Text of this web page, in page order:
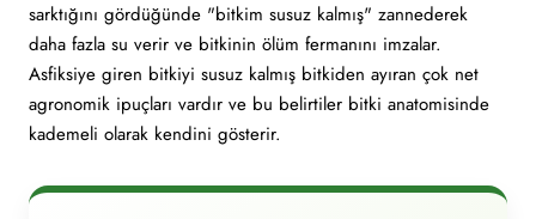
sarktığını gördüğünde "bitkim susuz kalmış" zannederek
daha fazla su verir ve bitkinin ölüm fermanını imzalar.
Asfiksiye giren bitkiyi susuz kalmış bitkiden ayıran çok net
agronomik ipuçları vardır ve bu belirtiler bitki anatomisinde
kademeli olarak kendini gösterir.